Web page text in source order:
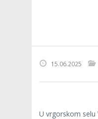
15.06.2025
U vrgorskom selu